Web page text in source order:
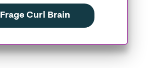
Frage Curl Brain